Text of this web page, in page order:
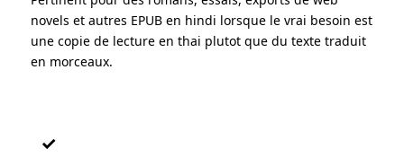
novels et autres EPUB en hindi lorsque le vrai besoin est
une copie de lecture en thai plutot que du texte traduit
en morceaux.
✓